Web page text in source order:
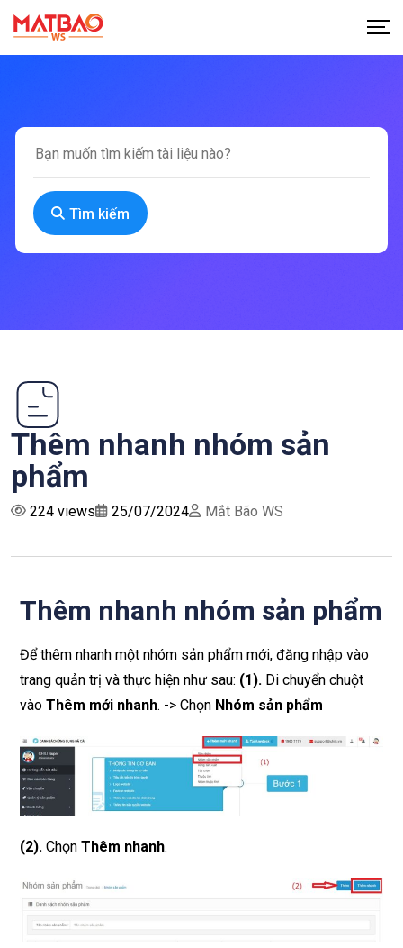
Tìm kiếm
Thêm nhanh nhóm sản
phẩm
224 views 25/07/2024 Mắt Bão WS
Thêm nhanh nhóm sản phẩm
Để thêm nhanh một nhóm sản phẩm mới, đăng nhập vào
trang quản trị và thực hiện như sau: (1). Di chuyển chuột
vào Thêm mới nhanh. -> Chọn Nhóm sản phẩm
(2). Chọn Thêm nhanh.